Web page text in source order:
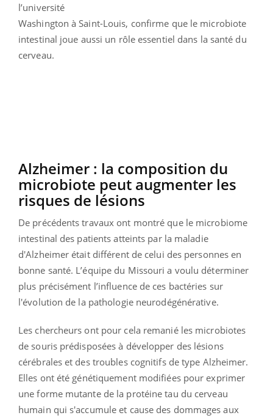
l’université
Washington à Saint-Louis, confirme que le microbiote
intestinal joue aussi un rôle essentiel dans la santé du
cerveau.
Alzheimer : la composition du
microbiote peut augmenter les
risques de lésions
De précédents travaux ont montré que le microbiome
intestinal des patients atteints par la maladie
d'Alzheimer était différent de celui des personnes en
bonne santé. L’équipe du Missouri a voulu déterminer
plus précisément l’influence de ces bactéries sur
l'évolution de la pathologie neurodégénérative.
Les chercheurs ont pour cela remanié les microbiotes
de souris prédisposées à développer des lésions
cérébrales et des troubles cognitifs de type Alzheimer.
Elles ont été génétiquement modifiées pour exprimer
une forme mutante de la protéine tau du cerveau
humain qui s'accumule et cause des dommages aux